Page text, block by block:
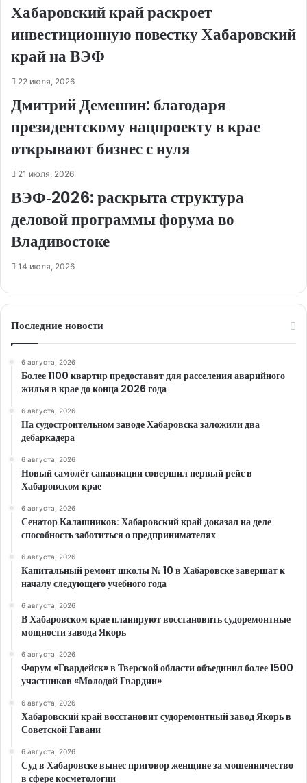
Хабаровский край раскроет
инвестиционную повестку Хабаровский
край на ВЭФ
22 июля, 2026
Дмитрий Демешин: благодаря
президентскому нацпроекту в крае
открывают бизнес с нуля
21 июля, 2026
ВЭФ‑2026: раскрыта структура
деловой программы форума во
Владивостоке
14 июля, 2026
Последние новости
6 августа, 2026
Более 1100 квартир предоставят для расселения аварийного
жилья в крае до конца 2026 года
6 августа, 2026
На судостроительном заводе Хабаровска заложили два
дебаркадера
6 августа, 2026
Новый самолёт санавиации совершил первый рейс в
Хабаровском крае
6 августа, 2026
Сенатор Калашников: Хабаровский край доказал на деле
способность заботиться о предпринимателях
6 августа, 2026
Капитальный ремонт школы № 10 в Хабаровске завершат к
началу следующего учебного года
6 августа, 2026
В Хабаровском крае планируют восстановить судоремонтные
мощности завода Якорь
6 августа, 2026
Форум «Гвардейск» в Тверской области объединил более 1500
участников «Молодой Гвардии»
6 августа, 2026
Хабаровский край восстановит судоремонтный завод Якорь в
Советской Гавани
6 августа, 2026
Суд в Хабаровске вынес приговор женщине за мошенничество
в сфере косметологии